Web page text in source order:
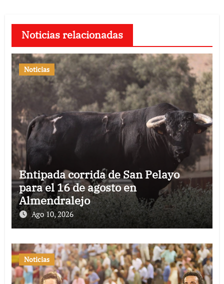
Noticias relacionadas
Noticias
Entipada corrida de San Pelayo
para el 16 de agosto en
Almendralejo
Ago 10, 2026
Noticias